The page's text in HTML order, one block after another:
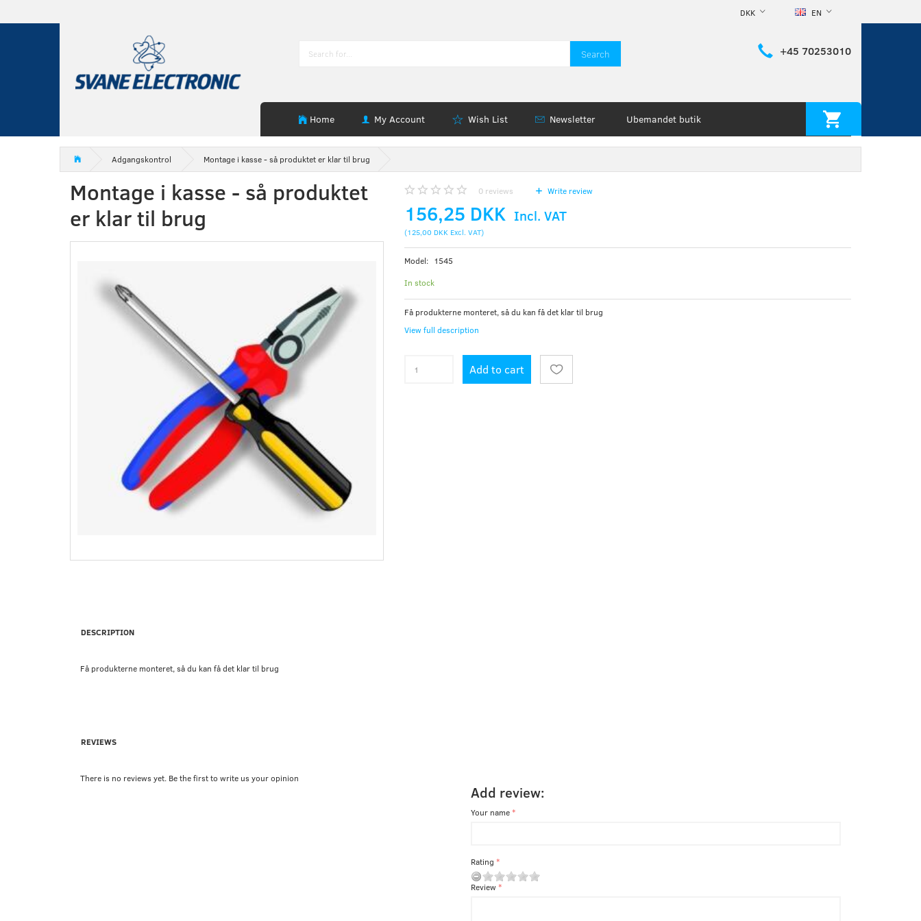
EN
DKK
Search +45 70253010
Home My Account Wish List Newsletter Ubemandet butik
Adgangskontrol Montage i kasse - så produktet er klar til brug
Montage i kasse - så produktet
er klar til brug
0reviews Write review
156,25 DKK Incl. VAT
(125,00 DKKExcl. VAT)
Model: 1545
In stock
Få produkterne monteret, så du kan få det klar til brug
View full description
Add to cart
DESCRIPTION
Få produkterne monteret, så du kan få det klar til brug
REVIEWS
There is no reviews yet. Be the first to write us your opinion
Add review:
Your name
Rating
Review